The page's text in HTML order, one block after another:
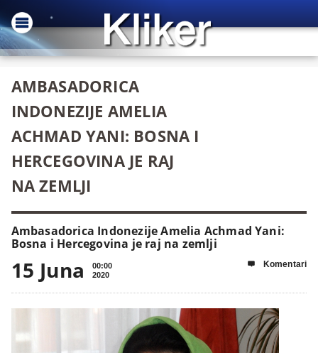
AMBASADORICA
INDONEZIJE AMELIA
ACHMAD YANI: BOSNA I
HERCEGOVINA JE RAJ
NA ZEMLJI
Ambasadorica Indonezije Amelia Achmad Yani:
Bosna i Hercegovina je raj na zemlji
15 Juna
00:00
2020
 Komentari